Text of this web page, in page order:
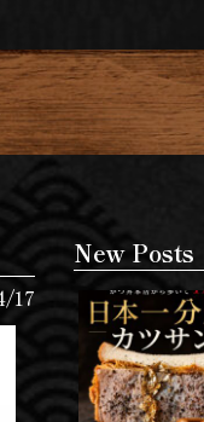
17
New Posts